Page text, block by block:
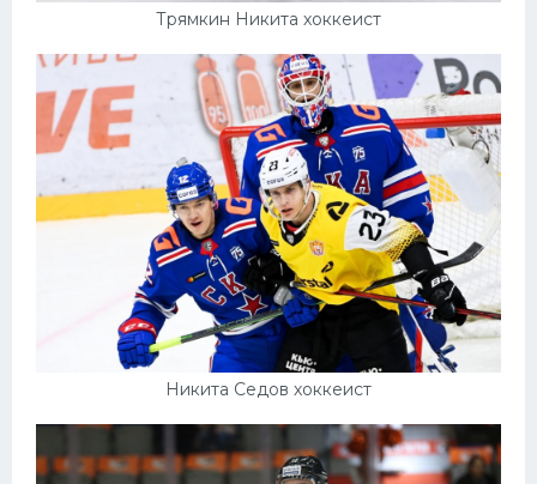
Трямкин Никита хоккеист
Никита Седов хоккеист